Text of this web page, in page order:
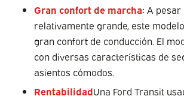
Gran confort de marcha: A pesar
relativamente grande, este
gran confort de conducción. El
con diversas características de
asientos cómodos.
RentabilidadUna Ford Transit